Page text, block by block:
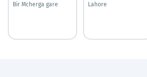
Bir Mcherga gare
Lahore